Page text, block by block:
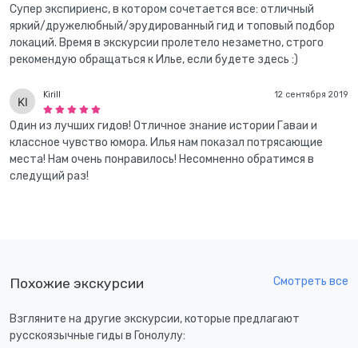
Супер экспириенс, в котором сочетается все: отличный
яркий/дружелюбный/эрудированный гид и топовый подбор
локаций. Время в экскурсии пролетело незаметно, строго
рекомендую обращаться к Илье, если будете здесь :)
12 сентября 2019
Kirill
Один из лучших гидов! Отличное знание истории Гаваи и
классное чувство юмора. Илья нам показал потрясающие
места! Нам очень понравилось! Несомненно обратимся в
следущий раз!
Похожие экскурсии Смотреть все
Взгляните на другие экскурсии, которые предлагают
русскоязычные гиды в Гонолулу: